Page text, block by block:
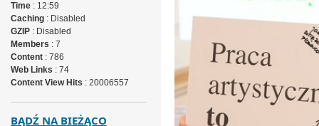
Time: 12:59
Caching: Disabled
GZIP: Disabled
Members : 7
Content: 786
Web Links : 74
Content View Hits : 20006557
BĄDŹ NA BIEŻĄCO